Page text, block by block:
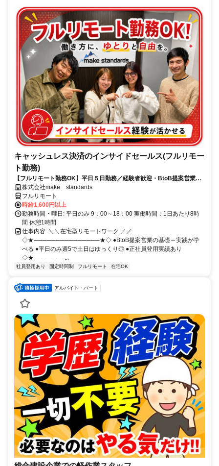
キャッシュレス決済のインサイドセールス(フルリモー
ト勤務)
【フルリモート勤務OK】平日５日勤務／経験者歓迎・BtoB提案営業で
スキルアップ
株式会社make standards
フルリモート
時給1,600円以上
勤務時間・曜日: 平日のみ 9：00～18：00 実働時間：1日あたり8時
間 休憩1時間
仕事内容: ＼＼在宅型リモートワーク ／／
◇★───────────────★◇ ●BtoB提案営業の基礎～実践が学
べる ●平日のみ週5で土日はゆっくり◎ ●正社員登用実績あり
◇★───────...
社員登用あり 固定時間制 フルリモート 在宅OK
アルバイト・パート